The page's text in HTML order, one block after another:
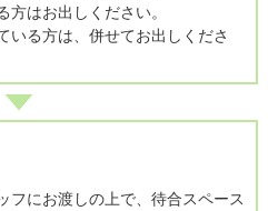
方はお出しください。
いる方は、併せてお出しくださ
フにお渡しの上で、待合スペース